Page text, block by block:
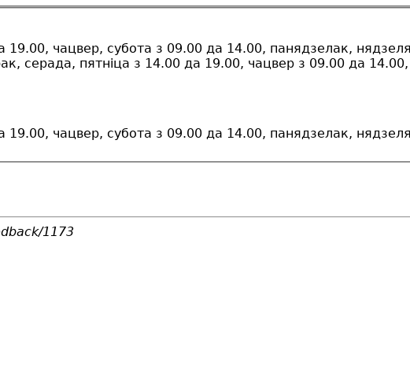
19.00, чацвер, субота з 09.00 да 14.00, панядзелак,
серада, пятніца з 14.00 да 19.00, чацвер з 09.00 да
19.00, чацвер, субота з 09.00 да 14.00, панядзелак,
1173